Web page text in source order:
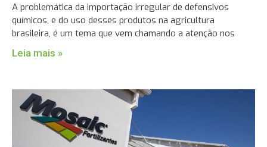
A problemática da importação irregular de defensivos
químicos, e do uso desses produtos na agricultura
brasileira, é um tema que vem chamando a atenção nos
Leia mais »